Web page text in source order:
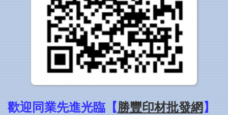
歡迎同業先進光臨【勝豐印材批發網 】